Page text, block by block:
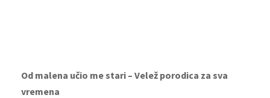
Od malena učio me stari – Velež porodica za sva
vremena